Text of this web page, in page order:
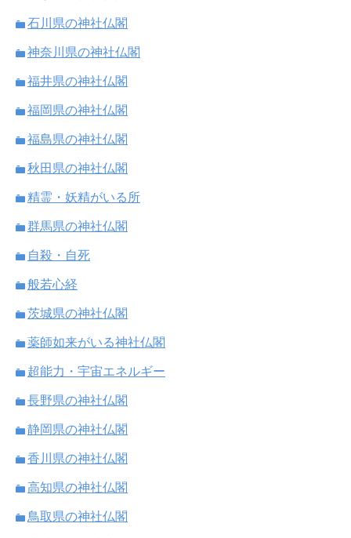
石川県の神社仏閣
神奈川県の神社仏閣
福井県の神社仏閣
福岡県の神社仏閣
福島県の神社仏閣
秋田県の神社仏閣
精霊・妖精がいる所
群馬県の神社仏閣
自殺・自死
般若心経
茨城県の神社仏閣
薬師如来がいる神社仏閣
超能力・宇宙エネルギー
長野県の神社仏閣
静岡県の神社仏閣
香川県の神社仏閣
高知県の神社仏閣
鳥取県の神社仏閣